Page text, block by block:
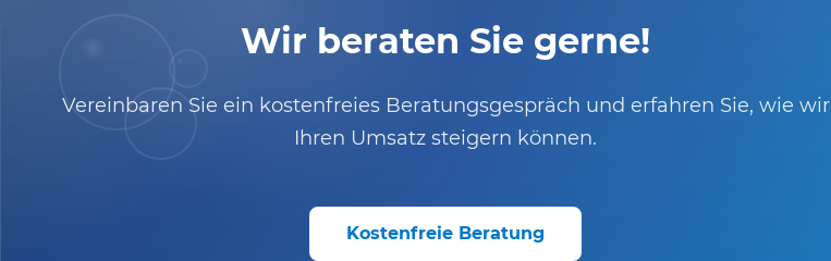
Wir beraten Sie gerne!
Vereinbaren Sie ein kostenfreies Beratungsgespräch und erfahren Sie, wie wir
Ihren Umsatz steigern können.
Kostenfreie Beratung